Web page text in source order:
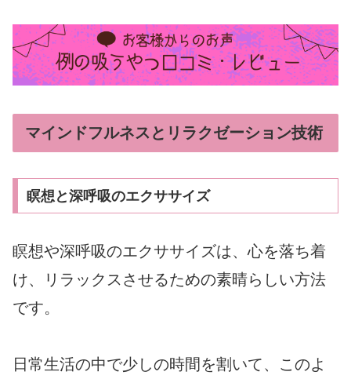
マインドフルネスとリラクゼーション技術
瞑想と深呼吸のエクササイズ
瞑想や深呼吸のエクササイズは、心を落ち着
け、リラックスさせるための素晴らしい方法
です。
日常生活の中で少しの時間を割いて、このよ